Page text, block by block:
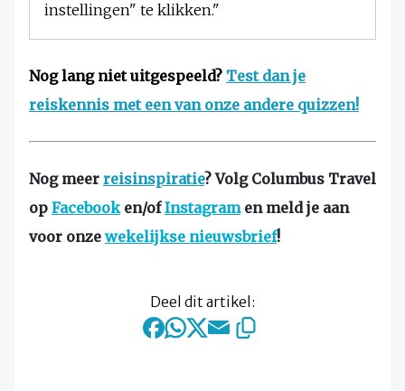
instellingen" te klikken."
Nog lang niet uitgespeeld? Test dan je
reiskennis met een van onze andere quizzen!
Nog meer reisinspiratie? Volg Columbus Travel
op Facebooken/ofInstagramen meld je aan
voor onze wekelijkse nieuwsbrief!
Deel dit artikel: